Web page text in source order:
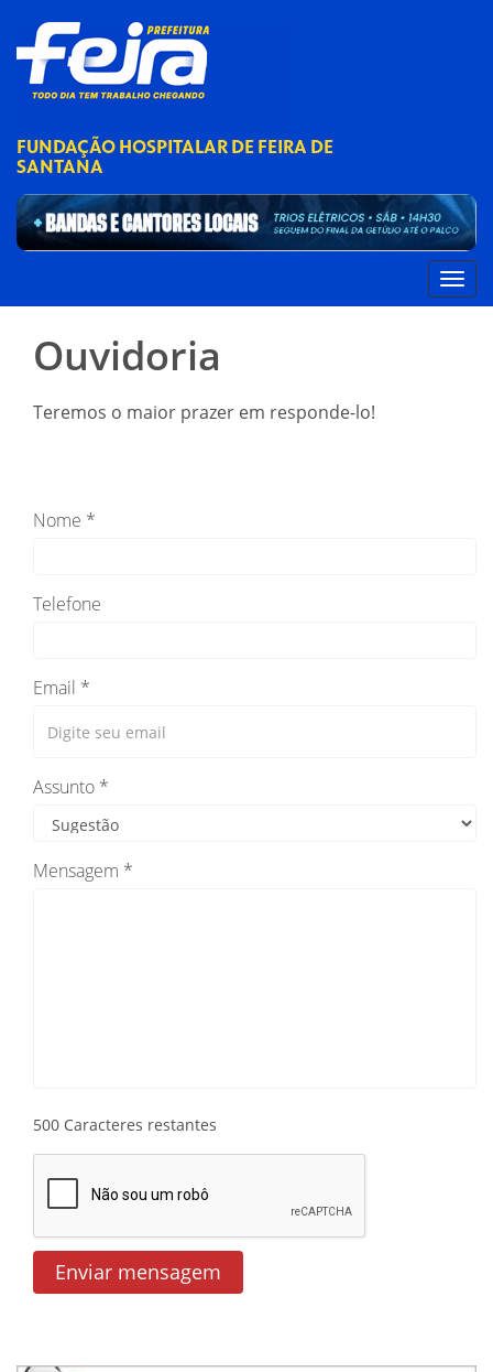
FUNDAÇÃO HOSPITALAR DE FEIRA DE
SANTANA
Ouvidoria
Teremos o maior prazer em responde-lo!
Nome *
Telefone
Email *
Assunto *
Mensagem *
500 Caracteres restantes
Enviar mensagem